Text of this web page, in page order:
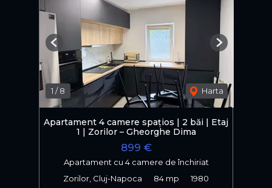
1 /8 Harta
Previous Next
Apartament 4 camere spațios | 2 băi | Etaj
1 | Zorilor – Gheorghe Dima
899 €
Apartament cu 4 camere de închiriat
Zorilor, Cluj-Napoca
84 mp 1980